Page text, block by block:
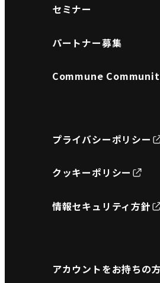
セミナー
パートナー募集
Commune
プライバシーポリシー
クッキーポリシー
情報セキュリティ方針
アカウントをお持ちの